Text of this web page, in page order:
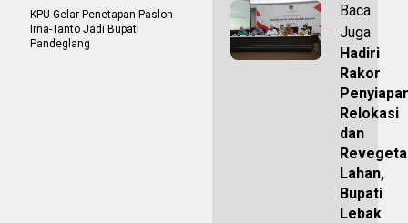
Baca
Juga
Hadiri
Rakor
Relokasi
dan
Lahan,
Bupati
Lebak
KPU Gelar Penetapan Paslon
Irna-Tanto Jadi Bupati
Pandeglang